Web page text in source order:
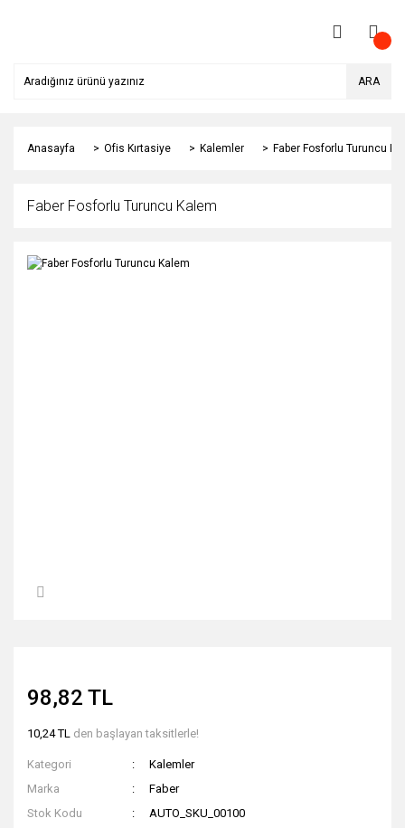
ARA
Anasayfa Ofis Kırtasiye Kalemler Faber Fosforlu Turuncu
Faber Fosforlu Turuncu Kalem
98,82 TL
10,24 TL den başlayan taksitlerle!
Kategori
Kalemler
Marka
Faber
Stok Kodu
AUTO_SKU_00100